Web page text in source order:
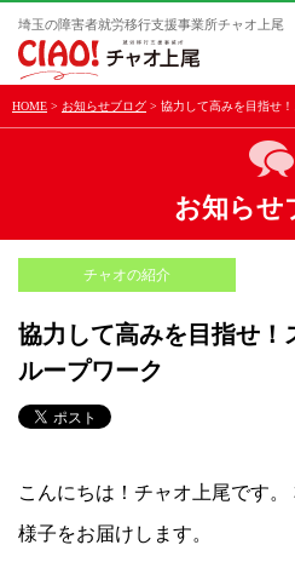
埼玉の障害者就労移行支援事業所チャオ上尾
HOME お知らせブログ 協力して高みを目指せ
お知らせ
チャオの紹介
協力して高みを目指せ！
ループワーク
こんにちは！チャオ上尾です
様子をお届けします。